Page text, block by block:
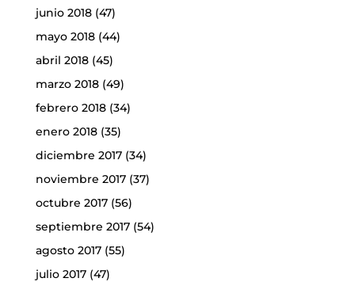
junio 2018(47)
mayo 2018(44)
abril 2018(45)
marzo 2018(49)
febrero 2018(34)
enero 2018(35)
diciembre 2017(34)
noviembre 2017(37)
octubre 2017(56)
septiembre 2017(54)
agosto 2017(55)
julio 2017(47)